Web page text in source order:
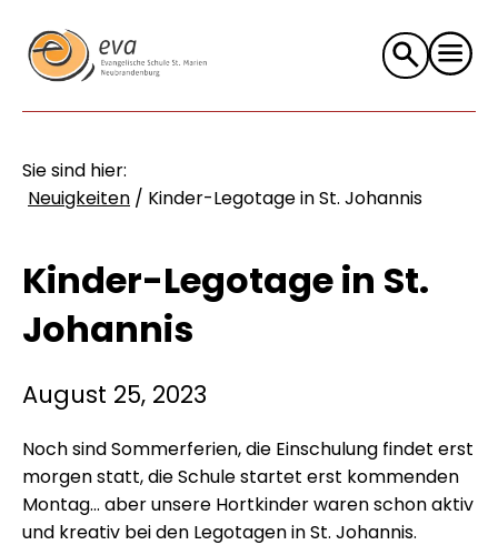
Suche
nach:
Sie sind hier:
Neuigkeiten / Kinder-Legotage in St. Johannis
Kinder-Legotage in St.
Johannis
August 25, 2023
Noch sind Sommerferien, die Einschulung findet erst
morgen statt, die Schule startet erst kommenden
Montag... aber unsere Hortkinder waren schon aktiv
und kreativ bei den Legotagen in St. Johannis.